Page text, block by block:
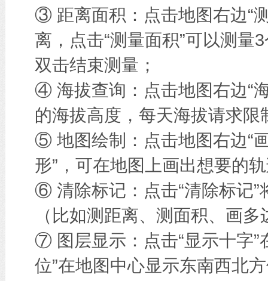
③ 距离面积：点击地图右边“
离，点击“测量面积”可以测量
双击结束测量；
④ 海拔查询：点击地图右边“
的海拔高度，每天海拔请求
⑤ 地图绘制：点击地图右边“画
形”，可在地图上画出想要的
⑥ 清除标记：点击“清除标记
（比如测距离、测面积、画多
⑦ 图层显示：点击“显示十字”
位”在地图中心显示东南西北